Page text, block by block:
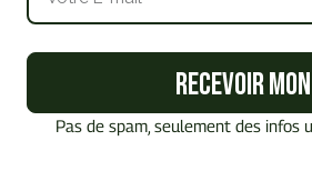
même
Recevoir
Pas de spam, seulement des infos